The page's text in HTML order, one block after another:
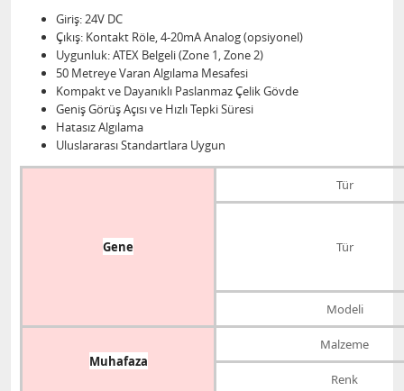
Giriş: 24V DC
Çıkış: Kontakt Röle, 4-20mA Analog (opsiyonel)
Uygunluk: ATEX Belgeli (Zone 1, Zone 2)
50 Metreye Varan Algılama Mesafesi
Kompakt ve Dayanıklı Paslanmaz Çelik Gövde
Geniş Görüş Açısı ve Hızlı Tepki Süresi
Hatasız Algılama
Uluslararası Standartlara Uygun
Gene
Tür
Tür
Modeli
Muhafaza
Malzeme
Renk